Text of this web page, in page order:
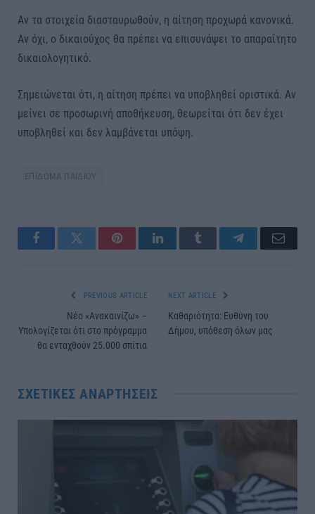
Αν τα στοιχεία διασταυρωθούν, η αίτηση προχωρά κανονικά.
Αν όχι, ο δικαιούχος θα πρέπει να επισυνάψει το απαραίτητο
δικαιολογητικό.
Σημειώνεται ότι, η αίτηση πρέπει να υποβληθεί οριστικά. Αν
μείνει σε προσωρινή αποθήκευση, θεωρείται ότι δεν έχει
υποβληθεί και δεν λαμβάνεται υπόψη.
ΕΠΙΔΟΜΑ ΠΑΙΔΙΟΥ
FacebookTwitter PinterestLinkedInTumblr TelegramEmail
PREVIOUS ARTICLE
Νέο «Ανακαινίζω» –
Υπολογίζεται ότι στο πρόγραμμα
θα ενταχθούν 25.000 σπίτια
NEXT ARTICLE
Καθαριότητα: Ευθύνη του
Δήμου, υπόθεση όλων μας
ΣΧΕΤΙΚΈΣ ΑΝΑΡΤΉΣΕΙΣ